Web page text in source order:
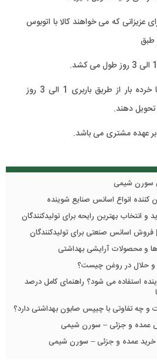
عزیزانی که می خواهند کالا با اتوبوس
طبق
ارسال با باربری: ارسال با خرده بار از طریق باربری 1 الی 3 روز
دهند.
عهده مشتری می باشد.
سورن شیمی
انواع اسانس صنایع شوینده
انتخاب بهترین رایحه برای تولیدکنندگان
اسانس صنعتی برای تولیدکنندگان
و محصولات آرایشی بهداشتی
و حلال در روغن چیست؟
استفاده می شود؟ راهنمای کامل درصد
تفاوتی با چیپس صابون بهداشتی دارد؟
عمده و جزئی – سورن شیمی
خرید عمده و جزئی – سورن شیمی